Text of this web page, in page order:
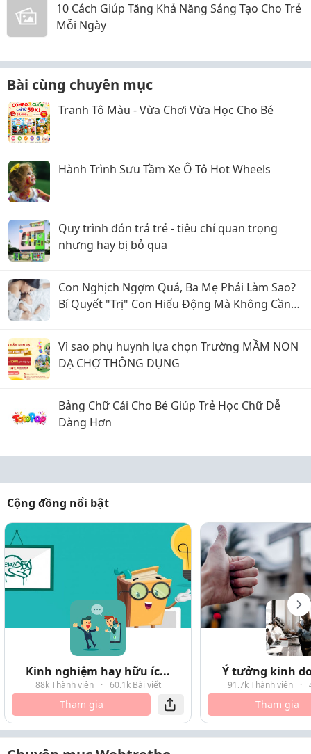
10 Cách Giúp Tăng Khả Năng Sáng Tạo Cho Trẻ
Mỗi Ngày
Bài cùng chuyên mục
Tranh Tô Màu - Vừa Chơi Vừa Học Cho Bé
Hành Trình Sưu Tầm Xe Ô Tô Hot Wheels
Quy trình đón trả trẻ - tiêu chí quan trọng
nhưng hay bị bỏ qua
Con Nghịch Ngợm Quá, Ba Mẹ Phải Làm Sao?
Bí Quyết "Trị" Con Hiếu Động Mà Không Cần
Vì sao phụ huynh lựa chọn Trường MẦM NON
DẠ CHỢ THÔNG DỤNG
Bảng Chữ Cái Cho Bé Giúp Trẻ Học Chữ Dễ
Dàng Hơn
Cộng đồng nổi bật
Kinh nghiệm hay hữu íc...
88k Thành viên · 60.1k Bài viết
Tham gia
Ý tưởng kinh
91.7k Thành viên ·
Tham gia